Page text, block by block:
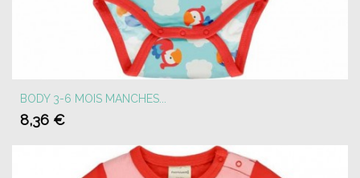
BODY 3-6 MOIS MANCHES...
8,36 €